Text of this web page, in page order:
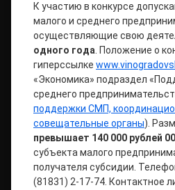
К участию в конкурсе
малого и среднего
осуществляющие свою
одного года . Положение о
гиперссылке
«Экономика» подраздел
среднего
поддержки СМП,
совещательные органы).
превышает 140 000 рублей
субъекта малого
получателя субсидии.
(81831) 2-17-74. Контактное